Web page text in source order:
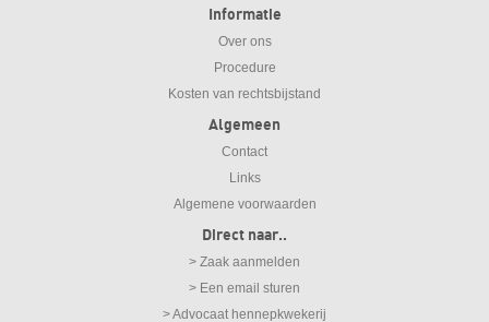
Informatie
Over ons
Procedure
Kosten van rechtsbijstand
Algemeen
Contact
Links
Algemene voorwaarden
Direct naar..
> Zaak aanmelden
> Een email sturen
> Advocaat hennepkwekerij